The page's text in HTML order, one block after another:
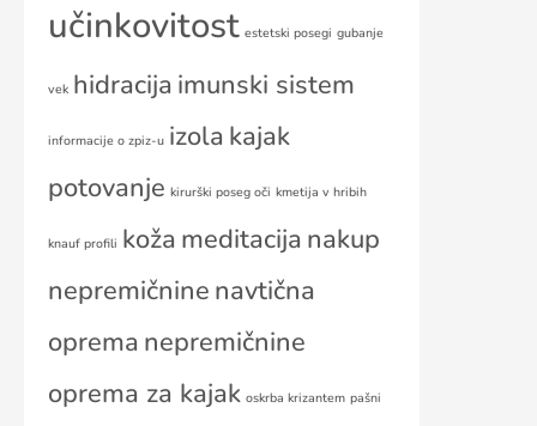
učinkovitost estetski posegi gubanje
vek hidracija imunski sistem
informacije o zpiz-u izola kajak
potovanje kirurški poseg oči kmetija v hribih
knauf profili koža meditacija nakup
nepremičnine navtična
oprema nepremičnine
oprema za kajak oskrba krizantem pašni